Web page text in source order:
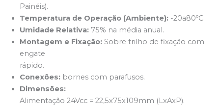
Painéis).
Temperatura de Operação (Ambiente): -20a80ºC
Umidade Relativa: 75% na média anual.
Montagem e Fixação: Sobre trilho de fixação com
engate
rápido.
Conexões: bornes com parafusos.
Dimensões:
Alimentação 24Vcc = 22,5x75x109mm (LxAxP).